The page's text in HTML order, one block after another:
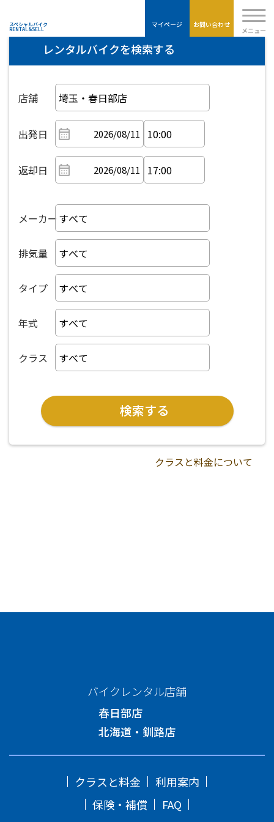
TECHNIX
スペシャルバイク
RENTAL&SELL
マイページ お問い合わせ
メニュー
レンタルバイクを検索する
店舗
出発日
返却日
メーカー
排気量
タイプ
年式
クラス
クラスと料金について
バイクレンタル店舗
春日部店
北海道・釧路店
クラスと料金
利用案内
保険・補償
FAQ